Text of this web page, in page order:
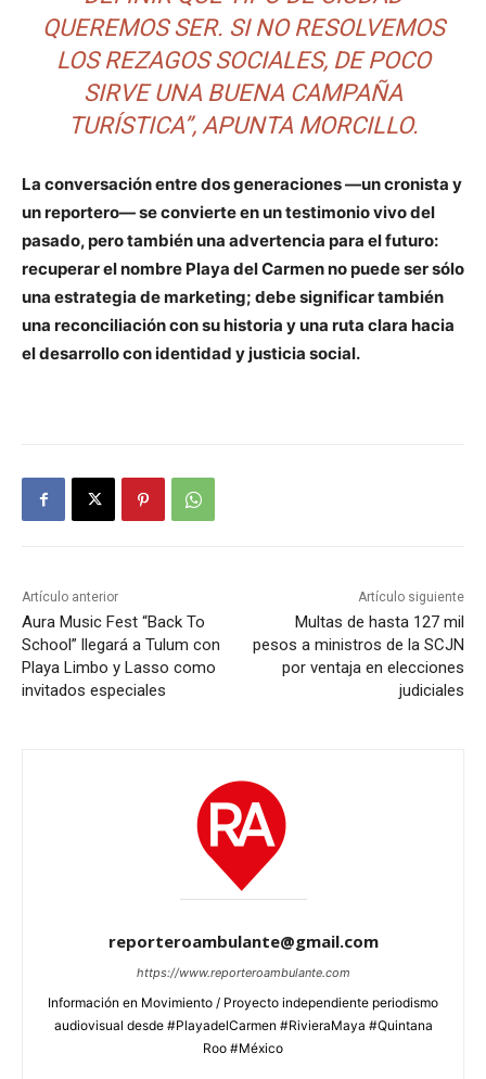
QUEREMOS SER. SI NO RESOLVEMOS
LOS REZAGOS SOCIALES, DE POCO
SIRVE UNA BUENA CAMPAÑA
TURÍSTICA”, APUNTA MORCILLO.
La conversación entre dos generaciones —un cronista y
un reportero— se convierte en un testimonio vivo del
pasado, pero también una advertencia para el futuro:
recuperar el nombre Playa del Carmen no puede ser sólo
una estrategia de marketing; debe significar también
una reconciliación con su historia y una ruta clara hacia
el desarrollo con identidad y justicia social.
Artículo anterior
Aura Music Fest “Back To
School” llegará a Tulum con
Playa Limbo y Lasso como
invitados especiales
Artículo siguiente
Multas de hasta 127 mil
pesos a ministros de la SCJN
por ventaja en elecciones
judiciales
reporteroambulante@gmail.com
https://www.reporteroambulante.com
Información en Movimiento / Proyecto independiente periodismo
audiovisual desde #PlayadelCarmen #RivieraMaya #Quintana
Roo #México